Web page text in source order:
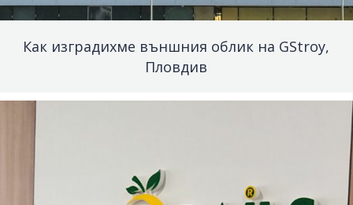
Как изградихме външния облик на GStroy,
Пловдив